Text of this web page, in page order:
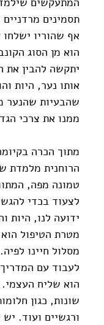
תסמינים
אף שהוריו ישלחו
הוא מן הסוג
יתקשה להבין את
אותו נער, היות
שהבעיות שהנער
ממנו את צרכי
מתוך הכרה
הרוחנית מלמדת
טמונה מפה,
לצעוד בכדי
ידועה לנו, היות
מטרת הטיפול
מסלול חיינו
לעבוד עם
הוא שליח
שונות, כגון
ורגשיים ועוד.